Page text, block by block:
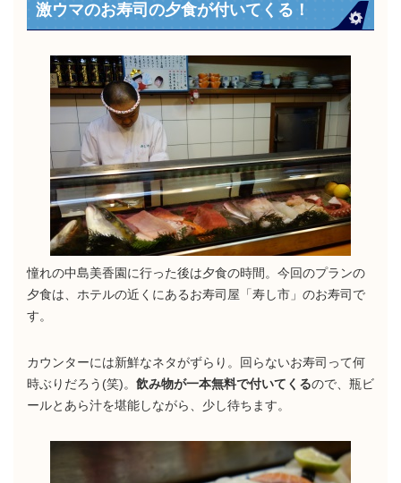
激ウマのお寿司の夕食が付いてくる！
憧れの中島美香園に行った後は夕食の時間。今回のプランの
夕食は、ホテルの近くにあるお寿司屋「寿し市」のお寿司で
す。
カウンターには新鮮なネタがずらり。回らないお寿司って何
時ぶりだろう(笑)。 飲み物が一本無料で付いてくるので、瓶ビ
ールとあら汁を堪能しながら、少し待ちます。